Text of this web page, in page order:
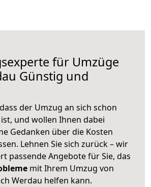
für Umzüge
Günstig und
der Umzug an sich schon
und wollen Ihnen dabei
Gedanken über die Kosten
Lehnen Sie sich zurück – wir
passende Angebote für Sie, das
mit Ihrem Umzug von
Werdau helfen kann.